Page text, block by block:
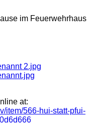
im Feuerwehrhaus
at:
item/566-hui-statt-pfui-